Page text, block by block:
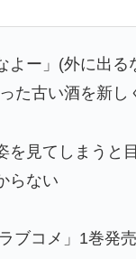
よー」(外に出
た古い酒を新
を見てしまう
らない
ブコメ」1巻発